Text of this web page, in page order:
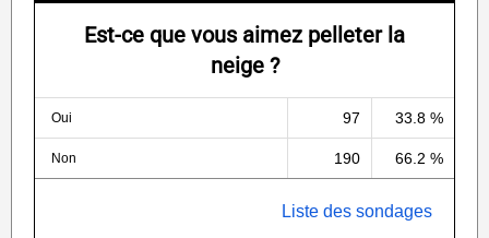
Est-ce que vous aimez pelleter la
neige ?
Oui 97 33.8 %
Non 190 66.2 %
Liste des sondages